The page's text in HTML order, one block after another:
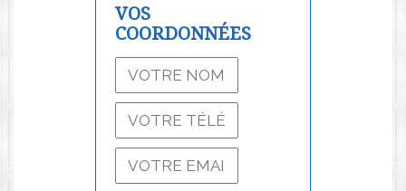
VOS
COORDONNÉES